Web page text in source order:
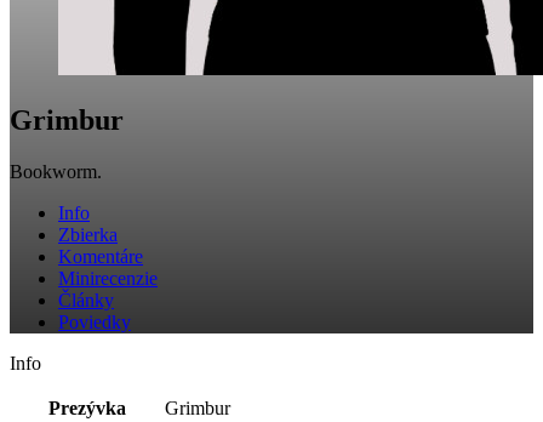
Grimbur
Bookworm.
Info
Zbierka
Komentáre
Minirecenzie
Články
Poviedky
Info
Prezývka
Grimbur